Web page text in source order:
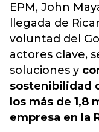
EPM, John
llegada de
voluntad del
actores clave,
soluciones y
sostenibilidad
los más de 1,8
empresa en la